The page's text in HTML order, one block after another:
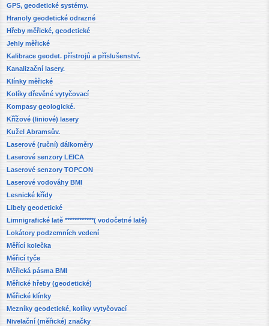
GPS, geodetické systémy.
Hranoly geodetické odrazné
Hřeby měřické, geodetické
Jehly měřické
Kalibrace geodet. přístrojů a příslušenství.
Kanalizační lasery.
Klínky měřické
Kolíky dřevěné vytyčovací
Kompasy geologické.
Křížové (liniové) lasery
Kužel Abramsův.
Laserové (ruční) dálkoměry
Laserové senzory LEICA
Laserové senzory TOPCON
Laserové vodováhy BMI
Lesnické křídy
Libely geodetické
Limnigrafické latě ************( vodočetné latě)
Lokátory podzemních vedení
Měřící kolečka
Měřicí tyče
Měřická pásma BMI
Měřické hřeby (geodetické)
Měřické klínky
Mezníky geodetické, kolíky vytyčovací
Nivelační (měřické) značky